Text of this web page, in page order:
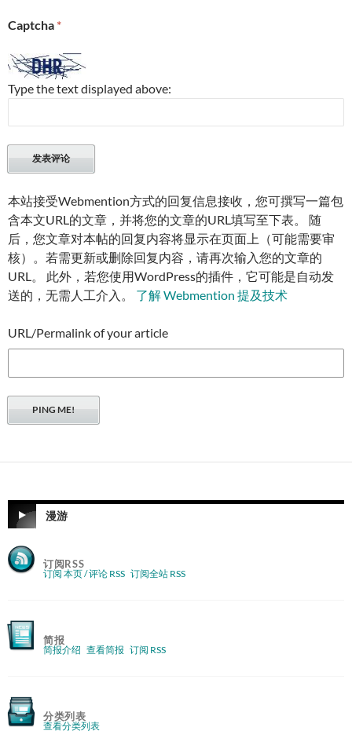
Captcha *
Type the text displayed above:
本站接受Webmention方式的回复信息接收，您可撰写一篇包
含本文URL的文章，并将您的文章的URL填写至下表。 随
后，您文章对本帖的回复内容将显示在页面上（可能需要审
核）。若需更新或删除回复内容，请再次输入您的文章的
URL。 此外，若您使用WordPress的插件，它可能是自动发
送的，无需人工介入。 了解 Webmention 提及技术
URL/Permalink of your article
漫游
订阅RSS
订阅 本页 / 评论 RSS 订阅全站 RSS
简报
简报介绍 查看简报 订阅 RSS
分类列表
查看分类列表